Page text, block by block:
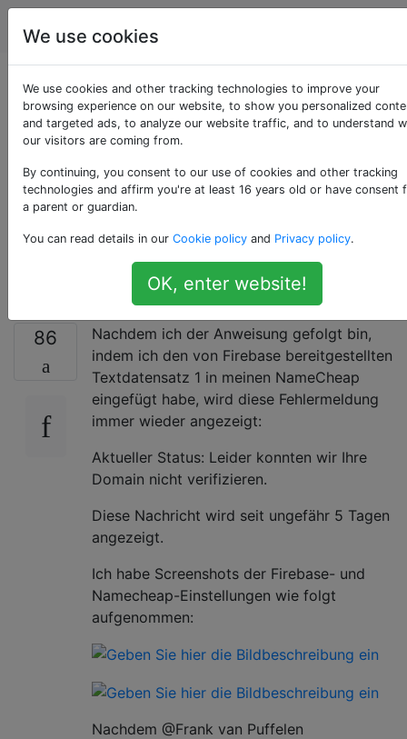
Programmierung
Benutzerdefinierte
Domäne mit Firebase
kann mit Namecheap
nicht überprüft
werden
86
Nachdem ich der Anweisung gefolgt bin,
indem ich den von Firebase bereitgestellten
Textdatensatz 1 in meinen NameCheap
eingefügt habe, wird diese Fehlermeldung
immer wieder angezeigt:
Aktueller Status: Leider konnten wir Ihre
Domain nicht verifizieren.
Diese Nachricht wird seit ungefähr 5 Tagen
angezeigt.
Ich habe Screenshots der Firebase- und
Namecheap-Einstellungen wie folgt
aufgenommen:
Nachdem @Frank van Puffelen
We use cookies
We use cookies and other tracking technologies to improve your
browsing experience on our website, to show you personalized
and targeted ads, to analyze our website traffic, and to understand
our visitors are coming from.
By continuing, you consent to our use of cookies and other tracking
technologies and affirm you're at least 16 years old or have consent
a parent or guardian.
You can read details in our Cookie policy and Privacy policy.
OK, enter website!